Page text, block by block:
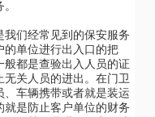
们经常见到的保安服务
的单位进行出入口的把
都是查验出入人员的证
关人员的进出。在门卫
车辆携带或者就是装运
是防止客户单位的财务